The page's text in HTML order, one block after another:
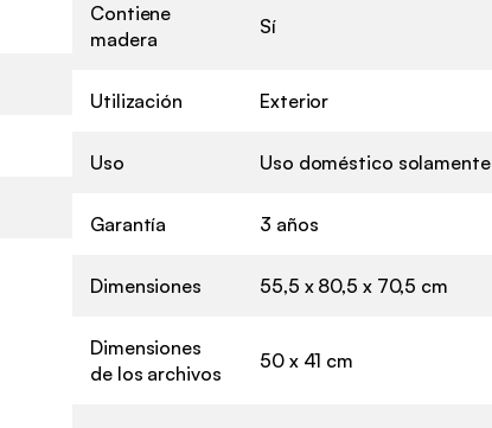
Contiene
madera
Sí
Utilización Exterior
Uso Uso doméstico solamente
Garantía 3 años
Dimensiones 55,5 x 80,5 x 70,5 cm
Dimensiones
de los archivos
50 x 41 cm